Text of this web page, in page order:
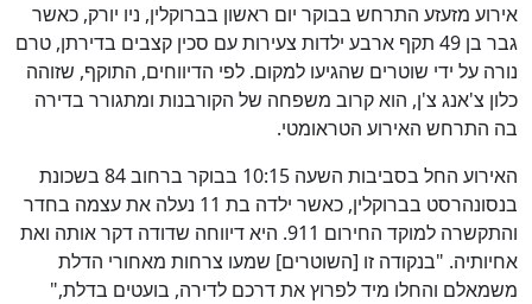
אירוע מזעזע התרחש בבוקר יום ראשון בברוקלין, ניו יורק, כאשר
גבר בן 49 תקף ארבע ילדות צעירות עם סכין קצבים בדירתן, טרם
נורה על ידי שוטרים שהגיעו למקום. לפי הדיווחים, התוקף, שזוהה
כלון צ'אנג צ'ן, הוא קרוב משפחה של הקורבנות ומתגורר בדירה
בה התרחש האירוע הטראומטי.
האירוע החל בסביבות השעה 10:15 בבוקר ברחוב 84 בשכונת
בנסונהרסט בברוקלין, כאשר ילדה בת 11 נעלה את עצמה בחדר
והתקשרה למוקד החירום 911. היא דיווחה שדודה דקר אותה ואת
אחיותיה. "בנקודה זו [השוטרים] שמעו צרחות מאחורי הדלת
משמאלם והחלו מיד לפרוץ את דרכם לדירה, בועטים בדלת,"